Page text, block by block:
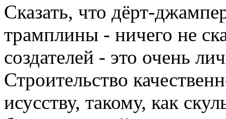
Сказать, что дёрт-
трамплины - ничего не
создателей - это очень
Строительство
исусству, такому, как